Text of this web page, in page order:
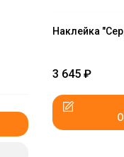
Наклейка
3 645 ₽